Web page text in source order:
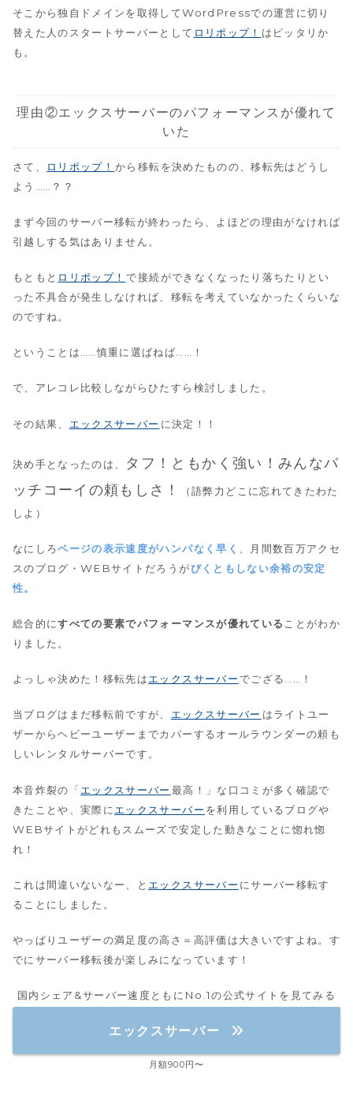
そこから独自ドメインを取得してWordPressでの運営に切り
替えた人のスタートサーバーとして ロリポップ！ はピッタリか
も。
理由②エックスサーバーのパフォーマンスが優れて
いた
さて、 ロリポップ！ から移転を決めたものの、移転先はどうし
よう……？？
まず今回のサーバー移転が終わったら、よほどの理由がなければ
引越しする気はありません。
もともと ロリポップ！ で接続ができなくなったり落ちたりとい
った不具合が発生しなければ、移転を考えていなかったくらいな
のですね。
ということは……慎重に選ばねば……！
で、アレコレ比較しながらひたすら検討しました。
その結果、 エックスサーバー に決定！！
決め手となったのは、 タフ！ともかく強い！みんなバ
ッチコーイの頼もしさ！
（語弊力どこに忘れてきたわた
しよ）
なにしろページの表示速度がハンパなく早く
、月間数百万アクセ
スのブログ・WEBサイトだろうがびくともしない余裕の安定
性。
総合的にすべての要素でパフォーマンスが優れている ことがわか
りました。
よっしゃ決めた！移転先はエックスサーバーでござる……！
当ブログはまだ移転前ですが、 エックスサーバー はライトユー
ザーからヘビーユーザーまでカバーするオールラウンダーの頼も
しいレンタルサーバーです。
本音炸裂の「エックスサーバー 最高！」な口コミが多く確認で
きたことや、実際に エックスサーバー を利用しているブログや
WEBサイトがどれもスムーズで安定した動きなことに惚れ惚
れ！
これは間違いないなー、と エックスサーバー にサーバー移転す
ることにしました。
やっぱりユーザーの満足度の高さ＝高評価は大きいですよね。す
でにサーバー移転後が楽しみになっています！
国内シェア&サーバー速度ともにNo.1の公式サイトを見てみる
エックスサーバー
月額900円〜